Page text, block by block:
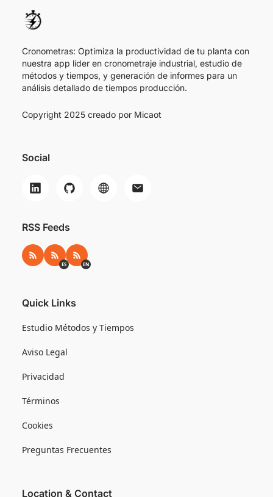
Cronometras: Optimiza la productividad de tu planta con
nuestra app líder en cronometraje industrial, estudio de
métodos y tiempos, y generación de informes para un
análisis detallado de tiempos producción.
Copyright 2025 creado por Micaot
Social
RSS Feeds
RSS RSS ES
ES RSS EN
EN
Quick Links
Estudio Métodos y Tiempos
Aviso Legal
Privacidad
Términos
Cookies
Preguntas Frecuentes
Location & Contact